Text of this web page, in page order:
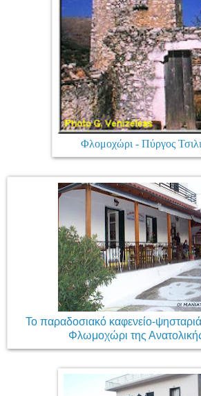
Φλομοχώρι - Πύργος
Το παραδοσιακό καφενείο-
Φλωμοχώρι της